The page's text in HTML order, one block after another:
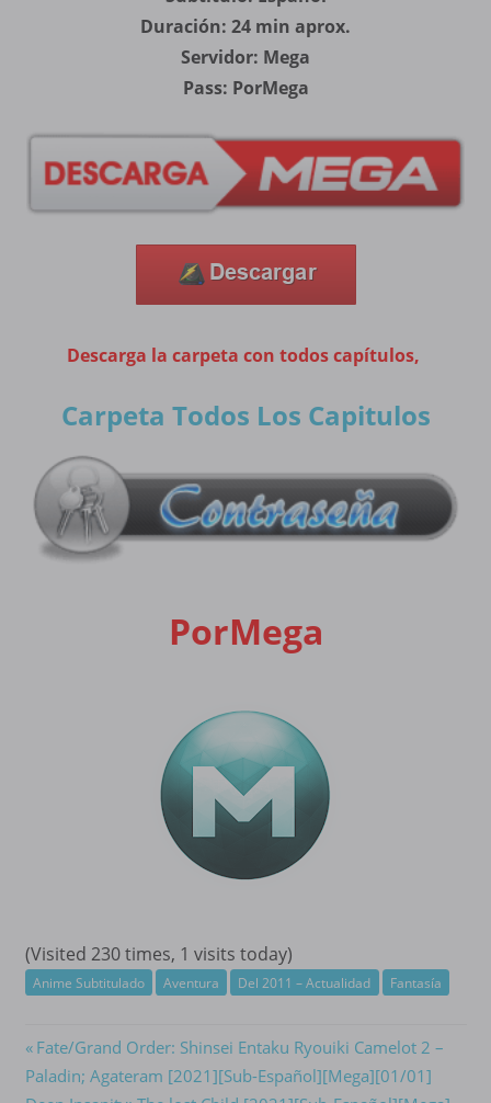
Duración: 24 min aprox.
Servidor: Mega
Pass: PorMega
Descarga la carpeta con todos capítulos,
Carpeta Todos Los Capitulos
PorMega
(Visited 230 times, 1 visits today)
Anime Subtitulado Aventura Del 2011 – Actualidad Fantasía
Navegación
Previous
Post:
Fate/Grand Order: Shinsei Entaku Ryouiki Camelot 2 –
Paladin; Agateram [2021][Sub-Español][Mega][01/01]